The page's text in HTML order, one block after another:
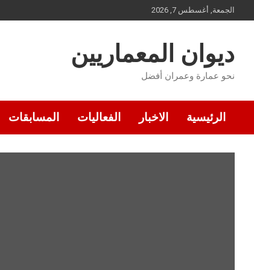
Skip
to
الجمعة, أغسطس 7, 2026
ديوان المعماريين
نحو عمارة وعمران أفضل
الرئيسية الاخبار الفعاليات المسابقات